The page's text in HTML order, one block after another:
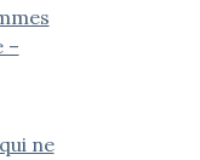
–
ne